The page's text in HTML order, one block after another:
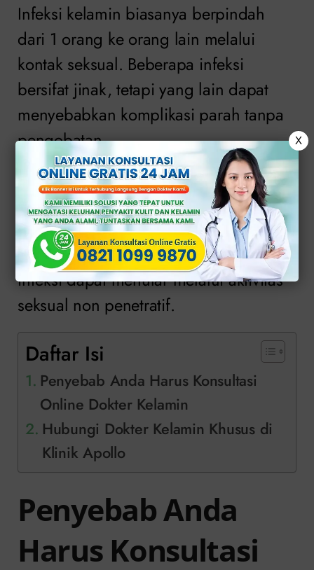
Infeksi kelamin biasanya berpindah
dari 1 orang ke orang lain melalui
kontak seksual. Beberapa infeksi
bersifat jinak, tetapi yang lain dapat
menyebabkan komplikasi parah tanpa
pengobatan.
HIV memiliki penularan lain. Misalnya,
infeksi ini dapat menular melalui
penggunaan jarum suntik yang tidak
steril serta hubungan seksual. Banyak
infeksi dapat menular melalui aktivitas
seksual non penetratif.
Daftar Isi
Penyebab Anda Harus Konsultasi
Online Dokter Kelamin
Hubungi Dokter Kelamin Khusus di
Klinik Apollo
Penyebab Anda
Harus Konsultasi
X